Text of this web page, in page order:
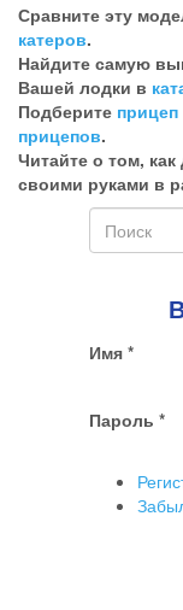
говорит
о
том,
что
Вы
хотите
ненужный
комментарий
Сравните эту
катеров.
Найдите самую
Вашей лодки в
Подберите прицеп
прицепов.
Читайте о том,
своими руками в
Форма
поиска
Имя *
Пароль *